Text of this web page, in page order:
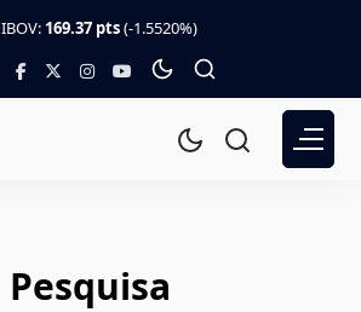
IBOV: 169.37 pts(-1.5520%)
Pesquisa